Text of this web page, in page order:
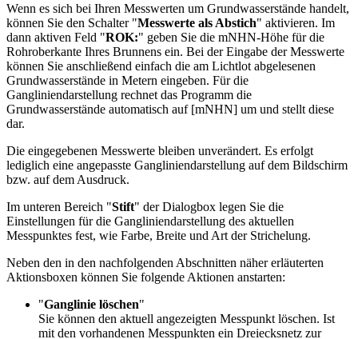
Wenn es sich bei Ihren Messwerten um Grundwasserstände handelt,
können Sie den Schalter "Messwerte als Abstich" aktivieren. Im
dann aktiven Feld "ROK:" geben Sie die mNHN-Höhe für die
Rohroberkante Ihres Brunnens ein. Bei der Eingabe der Messwerte
können Sie anschließend einfach die am Lichtlot abgelesenen
Grundwasserstände in Metern eingeben. Für die
Gangliniendarstellung rechnet das Programm die
Grundwasserstände automatisch auf [mNHN] um und stellt diese
dar.
Die eingegebenen Messwerte bleiben unverändert. Es erfolgt
lediglich eine angepasste Gangliniendarstellung auf dem Bildschirm
bzw. auf dem Ausdruck.
Im unteren Bereich "Stift" der Dialogbox legen Sie die
Einstellungen für die Gangliniendarstellung des aktuellen
Messpunktes fest, wie Farbe, Breite und Art der Strichelung.
Neben den in den nachfolgenden Abschnitten näher erläuterten
Aktionsboxen können Sie folgende Aktionen anstarten:
"Ganglinie löschen"
Sie können den aktuell angezeigten Messpunkt löschen. Ist
mit den vorhandenen Messpunkten ein Dreiecksnetz zur